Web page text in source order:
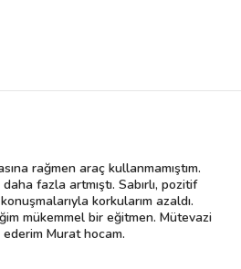
rağmen araç kullanmamıştım.
fazla artmıştı. Sabırlı, pozitif
korkularım azaldı.
mükemmel bir eğitmen. Mütevazi
ederim Murat hocam.